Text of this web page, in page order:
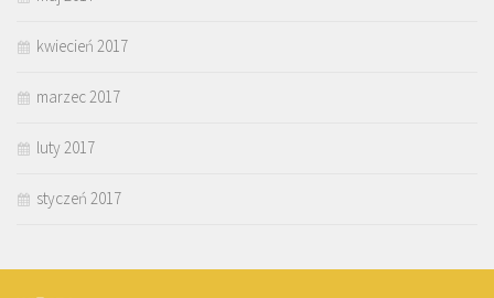
kwiecień 2017
marzec 2017
luty 2017
styczeń 2017